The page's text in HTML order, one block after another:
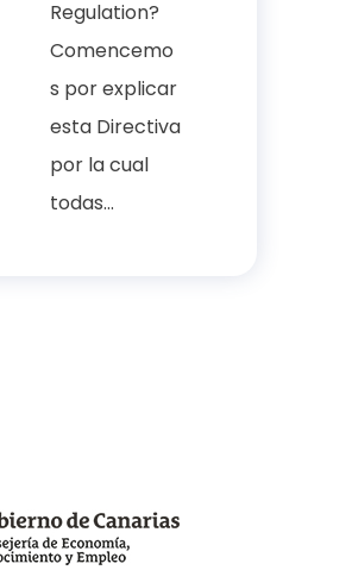
Regulation?
Comencemo
s por explicar
esta Directiva
por la cual
todas...